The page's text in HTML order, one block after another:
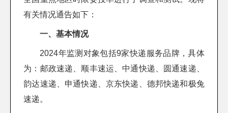
有关情况通告如下：
一、基本情况
2024年监测对象包括9家快递服务品牌，具体
为：邮政速递、顺丰速运、中通快递、圆通速递、
韵达速递、申通快递、京东快递、德邦快递和极兔
速递。